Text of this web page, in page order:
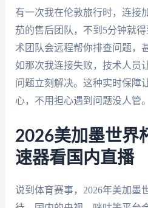
有一次我在伦敦旅行时，连接
茄的售后团队，不到5分钟就
术团队会远程帮你排查问题，
如那次我连接失败，技术人员
问题立刻解决。这种实时保障
心，不用担心遇到问题没人管。
2026美加墨世界
速器看国内直播
说到体育赛事，2026年美加墨